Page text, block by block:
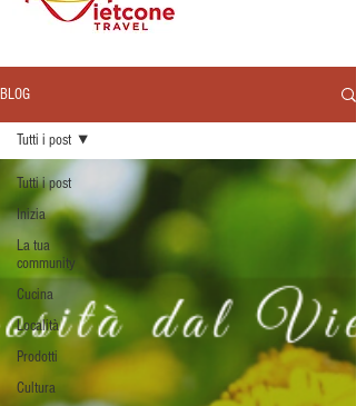
BLOG
Tutti i post
Inizia
La tua
community
Cucina
Località
Prodotti
Cultura
Tutti i post